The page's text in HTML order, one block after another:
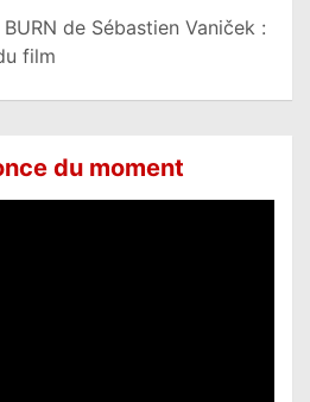
BURN de Sébastien Vaniček :
film
du moment